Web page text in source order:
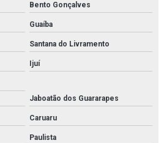
rio de janeiro
rio de janeiro
industrial
Bento Gonçalves
Guaíba
Santana do Livramento
Ijuí
Jaboatão dos Guararapes
Caruaru
Paulista